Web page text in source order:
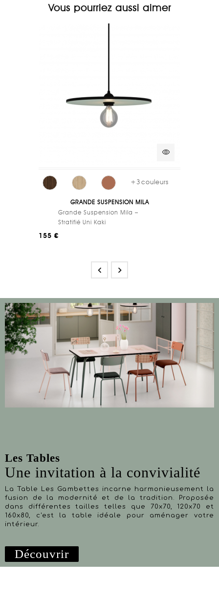
Vous pourriez aussi aimer
visibility
+3couleurs
GRANDE SUSPENSION MILA
Grande Suspension Mila –
Stratifié Uni Kaki
155 €
 
Les Tables
Une invitation à la convivialité
La Table Les Gambettes incarne harmonieusement la
fusion de la modernité et de la tradition. Proposée
dans différentes tailles telles que 70x70, 120x70 et
160x80, c'est la table idéale pour aménager votre
intérieur.
Découvrir